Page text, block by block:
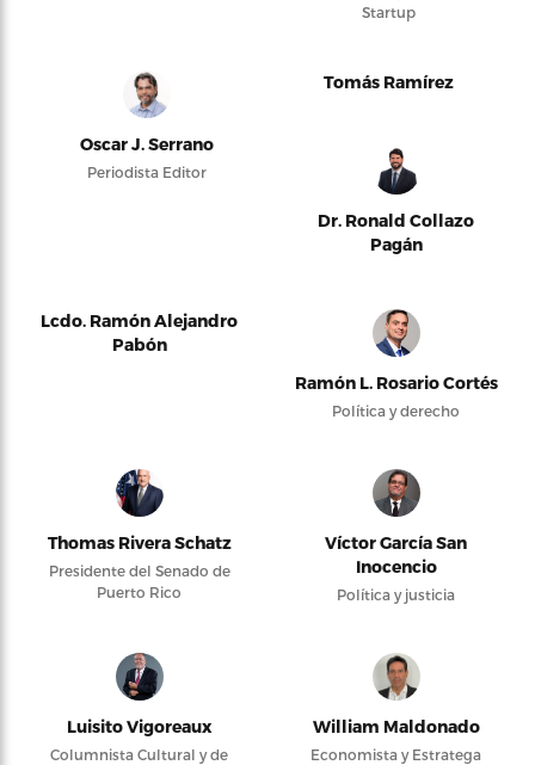
Startup
Oscar J. Serrano
Periodista Editor
Tomás Ramírez
Dr. Ronald Collazo
Pagán
Lcdo. Ramón Alejandro
Pabón
Ramón L. Rosario Cortés
Política y derecho
Thomas Rivera Schatz
Presidente del Senado de
Puerto Rico
Víctor García San
Inocencio
Política y justicia
Luisito Vigoreaux
Columnista Cultural y de
William Maldonado
Economista y Estratega